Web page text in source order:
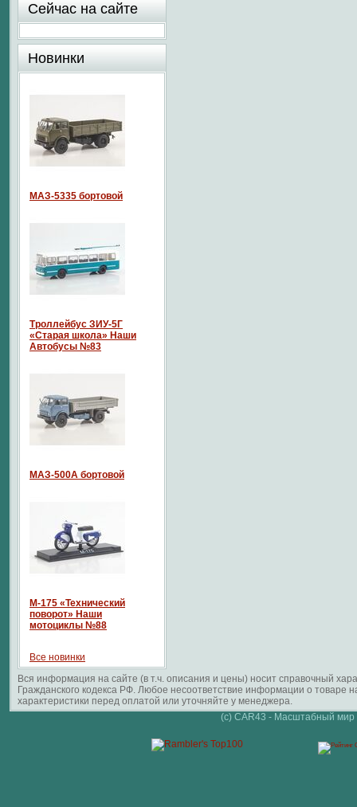
Сейчас на сайте
Новинки
МАЗ-5335 бортовой
Троллейбус ЗИУ-5Г
«Старая школа» Наши
Автобусы №83
МАЗ-500А бортовой
М-175 «Технический
поворот» Наши
мотоциклы №88
Все новинки
Вся информация на сайте (в т.ч. описания и цены) носит справочный
Гражданского кодекса РФ. Любое несоответствие информации о
характеристики перед оплатой или уточняйте у менеджера.
(c) CAR43 - Масштабный мир